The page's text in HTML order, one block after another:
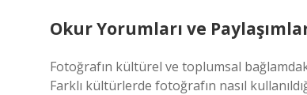
Okur Yorumları ve
Fotoğrafın kültürel ve toplumsal
Farklı kültürlerde fotoğrafın nasıl